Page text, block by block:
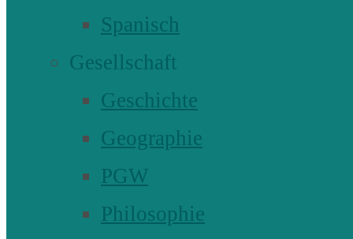
Spanisch
Gesellschaft
Geschichte
Geographie
PGW
Philosophie